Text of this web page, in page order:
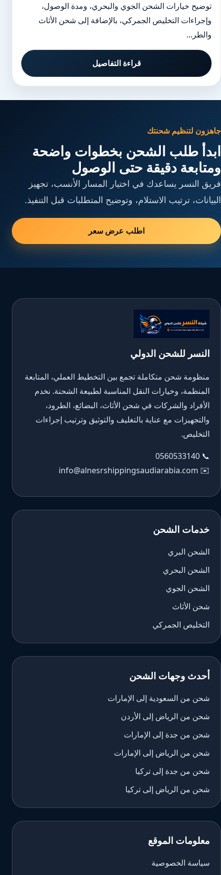
توضيح خيارات الشحن الجوي والبحري، ومدة الوصول،
وإجراءات التخليص الجمركي، بالإضافة إلى شحن الأثاث
والطر...
قراءة التفاصيل
جاهزون لتنظيم شحنتك
ابدأ طلب الشحن بخطوات واضحة
ومتابعة دقيقة حتى الوصول
فريق النسر يساعدك في اختيار المسار الأنسب، تجهيز
البيانات، ترتيب الاستلام، وتوضيح المتطلبات قبل التنفيذ.
اطلب عرض سعر
النسر للشحن الدولي
منظومة شحن متكاملة تجمع بين التخطيط العملي، المتابعة
المنظمة، وخيارات النقل المناسبة لطبيعة الشحنة. نخدم
الأفراد والشركات في شحن الأثاث، البضائع، الطرود،
والتجهيزات مع عناية بالتغليف والتوثيق وترتيب إجراءات
التخليص.
📞
0560533140
✉️
info@alnesrshippingsaudiarabia.com
خدمات الشحن
الشحن البري
الشحن البحري
الشحن الجوي
شحن الأثاث
التخليص الجمركي
أحدث وجهات الشحن
شحن من السعودية إلى الإمارات
شحن من الرياض إلى الأردن
شحن من جدة إلى الإمارات
شحن من الرياض إلى الإمارات
شحن من جدة إلى تركيا
شحن من الرياض إلى تركيا
معلومات الموقع
سياسة الخصوصية